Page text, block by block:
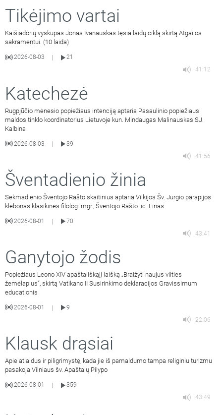
Tikėjimo vartai
Kaišiadorių vyskupas Jonas Ivanauskas tęsia laidų ciklą skirtą Atgailos
sakramentui. (10 laida)
2026-08-03
21
41:12
Katechezė
Rugpjūčio mėnesio popiežiaus intenciją aptaria Pasaulinio popiežiaus
maldos tinklo koordinatorius Lietuvoje kun. Mindaugas Malinauskas SJ.
Kalbina
2026-08-03
39
41:56
Šventadienio žinia
Sekmadienio Šventojo Rašto skaitinius aptaria Vilkijos Šv. Jurgio parapijos
klebonas klasikinės filolog. mgr., Šventojo Rašto lic. Linas
2026-08-01 |
70
43:41
Ganytojo žodis
Popiežiaus Leono XIV apaštališkąjį laišką „Braižyti naujus vilties
žemėlapius“, skirtą Vatikano II Susirinkimo deklaracijos Gravissimum
educationis
2026-08-01 |
9
22:06
Klausk drąsiai
Apie atlaidus ir piligrimystę, kada jie iš pamaldumo tampa religiniu turizmu
pasakoja Vilniaus šv. Apaštalų Pilypo
2026-08-01
359
43:49